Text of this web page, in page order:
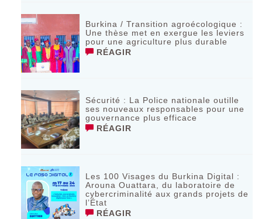
Burkina / Transition agroécologique :
Une thèse met en exergue les leviers
pour une agriculture plus durable
RÉAGIR
Sécurité : La Police nationale outille
ses nouveaux responsables pour une
gouvernance plus efficace
RÉAGIR
Les 100 Visages du Burkina Digital :
Arouna Ouattara, du laboratoire de
cybercriminalité aux grands projets de
l’État
RÉAGIR